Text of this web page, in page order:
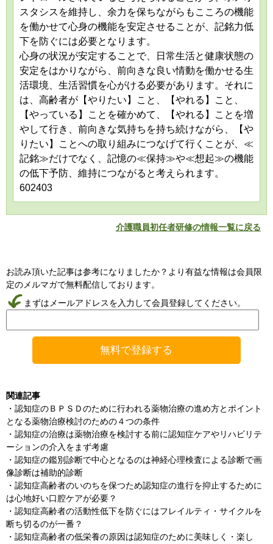
スタシスを維持し、余力を保ちながらもこころの機能
を働かせて心身の機能を安定させることが、記銘力低
下を防ぐには必要となります。
心身の状況が安定することで、日常生活と健康状態の
安定をはかりながら、前向きな良い情動を働かせる生
活環境、生活習慣を心がける必要があります。それに
は、高齢者が【やりたい】こと、【やれる】こと、
【やっている】ことを確かめて、【やれる】ことを増
やして行き、前向きな気持ちを持ち続けながら、【や
りたい】ことへの取り組みにつなげて行くことが、≪
記銘≫だけでなく、記憶の≪保持≫や≪想起≫の機能
の低下予防、維持につながると考えられます。
602403
介護職員初任者研修の情報一覧に戻る
お読み頂いた記事は参考になりましたか？より有益な情報は会員限
定のメルマガで無料配信しております。
まずはメールアドレスを入力して会員登録してください。
関連記事
・ 認知症のＢＰＳＤのために行われる薬物治療の進め方とポイント
となる薬物治療検討のための４つの条件
・ 認知症の治療は薬物治療を検討する前に認知症ケアやリハビリテ
ーションの介入をまず考慮
・ 認知症の鑑別診断で中心となるのは神経心理検査による診断で画
像診断は補助的診断
・ 認知症高齢者のいのちを保つため認知症の進行を抑止するために
は心地好い口腔ケアが必要？
・ 認知症高齢者の活動性低下を防ぐにはフレイルティ・サイクルを
断ち切るのが一番？
・ 認知症高齢者の低栄養の原因は認知症のために美味しく・楽し